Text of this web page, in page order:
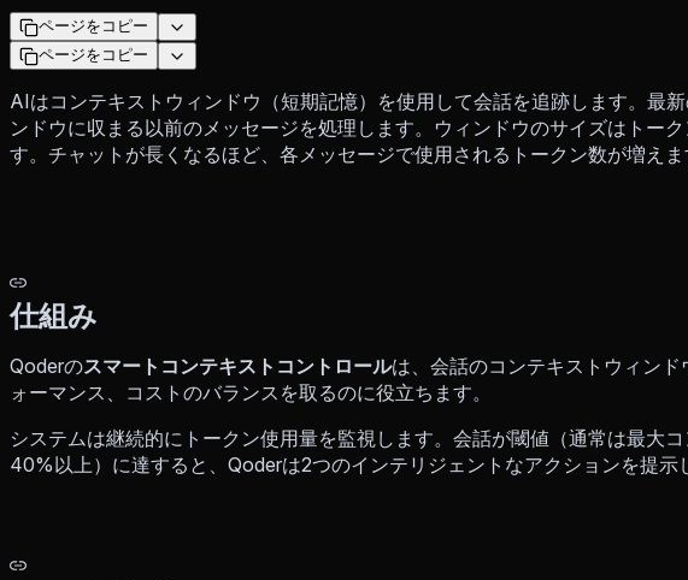
ページをコピー
ページをコピー
AIはコンテキストウィンドウ（短期記憶）を使用して会話を追跡します。最
ンドウに収まる以前のメッセージを処理します。ウィンドウのサイズはトー
す。チャットが長くなるほど、各メッセージで使用されるトークン数が増えま
仕組み
Qoderのスマートコンテキストコントロールは、会話のコンテキストウィン
ォーマンス、コストのバランスを取るのに役立ちます。
システムは継続的にトークン使用量を監視します。会話が閾値（通常は最大
40%以上）に達すると、Qoderは2つのインテリジェントなアクションを提示